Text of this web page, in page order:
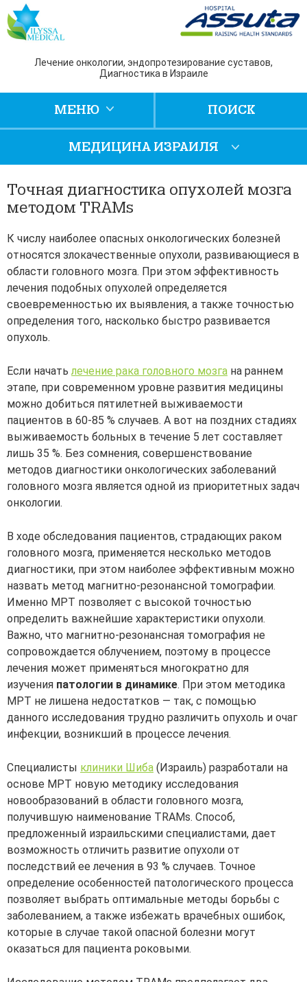
Лечение онкологии, эндопротезирование суставов,
Диагностика в Израиле
ПОИСК
МЕНЮ
Точная диагностика опухолей мозга
методом TRAMs
К числу наиболее опасных онкологических болезней
относятся злокачественные опухоли, развивающиеся в
области головного мозга. При этом эффективность
лечения подобных опухолей определяется
своевременностью их выявления, а также точностью
определения того, насколько быстро развивается
опухоль.
Если начать лечение рака головного мозга на раннем
этапе, при современном уровне развития медицины
можно добиться пятилетней выживаемости
пациентов в 60-85 % случаев. А вот на поздних стадиях
выживаемость больных в течение 5 лет составляет
лишь 35 %. Без сомнения, совершенствование
методов диагностики онкологических заболеваний
головного мозга является одной из приоритетных задач
онкологии.
В ходе обследования пациентов, страдающих раком
головного мозга, применяется несколько методов
диагностики, при этом наиболее эффективным можно
назвать метод магнитно-резонансной томографии.
Именно МРТ позволяет с высокой точностью
определить важнейшие характеристики опухоли.
Важно, что магнитно-резонансная томография не
сопровождается облучением, поэтому в процессе
лечения может применяться многократно для
изучения патологии в динамике. При этом методика
МРТ не лишена недостатков — так, с помощью
данного исследования трудно различить опухоль и очаг
инфекции, возникший в процессе лечения.
Специалисты клиники Шиба (Израиль) разработали на
основе МРТ новую методику исследования
новообразований в области головного мозга,
получившую наименование TRAMs. Способ,
предложенный израильскими специалистами, дает
возможность отличить развитие опухоли от
последствий ее лечения в 93 % случаев. Точное
определение особенностей патологического процесса
позволяет выбрать оптимальные методы борьбы с
заболеванием, а также избежать врачебных ошибок,
которые в случае такой опасной болезни могут
оказаться для пациента роковыми.
МЕДИЦИНА ИЗРАИЛЯ